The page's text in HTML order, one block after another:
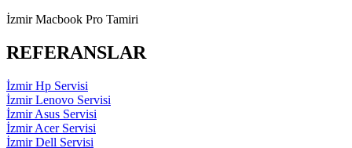
İzmir Macbook Pro Tamiri
REFERANSLAR
İzmir Hp Servisi
İzmir Lenovo Servisi
İzmir Asus Servisi
İzmir Acer Servisi
İzmir Dell Servisi